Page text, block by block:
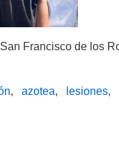
Francisco de los
azotea lesiones